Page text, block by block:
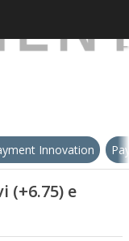
Innovation
(+6.75) e